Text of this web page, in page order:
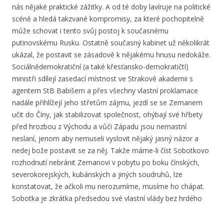
nás nějaké praktické zážitky. A od té doby lavíruje na politické
scéně a hledá takzvané kompromisy, za které pochopitelně
může schovat i tento svůj postoj k současnému
putinovskému Rusku. Ostatně současný kabinet už několikrát
ukázal, že postavit se zásadově k nějakému hnusu nedokáže.
Sociálnědemokratiční (a také křesťansko-demokratičtí)
ministři sdílejí zasedací místnost ve Strakově akademii s
agentem StB Babišem a přes všechny vlastní proklamace
nadále přihlížejí jeho střetům zájmu, jezdí se se Zemanem
učit do Číny, jak stabilizovat společnost, ohýbají své hřbety
před hrozbou z Východu a vůči Západu jsou nemastní
neslaní, jenom aby nemuseli vyslovit nějaký jasný názor a
nedej bože postavit se za něj. Takže máme-li číst Sobotkovo
rozhodnutí nebránit Zemanovi v pobytu po boku čínských,
severokorejských, kubánských a jiných soudruhů, lze
konstatovat, že ačkoli mu nerozumíme, musíme ho chápat.
Sobotka je zkrátka předsedou své vlastní vlády bez hrdého